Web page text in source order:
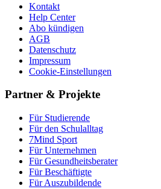
Kontakt
Help Center
Abo kündigen
AGB
Datenschutz
Impressum
Cookie-Einstellungen
Partner & Projekte
Für Stu­die­rende
Für den Schulalltag
7Mind Sport
Für Unter­neh­men
Für Gesund­heits­be­ra­ter
Für Beschäftigte
Für Auszubildende